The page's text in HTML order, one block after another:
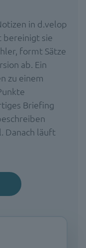
in d.velop
bereinigt sie
formt Sätze
ab. Ein
zu einem
Briefing
Danach läuft